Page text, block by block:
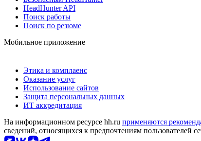
HeadHunter API
Поиск работы
Поиск по резюме
Мобильное приложение
Этика и комплаенс
Оказание услуг
Использование сайтов
Защита персональных данных
ИТ аккредитация
На информационном ресурсе hh.ru применяются
сведений, относящихся к предпочтениям пользователей